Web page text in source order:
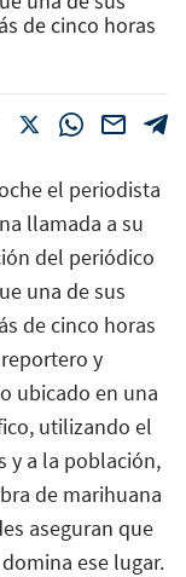
de cinco horas
el periodista
llamada a su
del periódico
una de sus
de cinco horas
y
ubicado en una
utilizando el
y a la población,
de marihuana
aseguran que
ese lugar.